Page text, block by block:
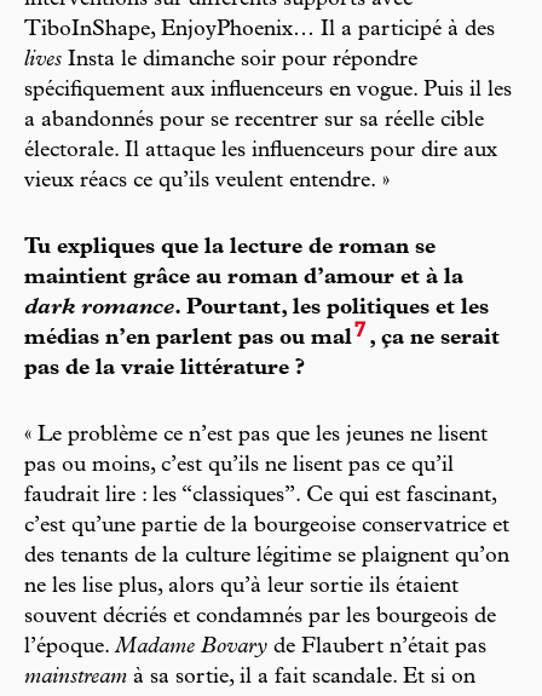
TiboInShape, EnjoyPhoenix… Il a participé à des
lives Insta le dimanche soir pour répondre
spécifiquement aux influenceurs en vogue. Puis il les
a abandonnés pour se recentrer sur sa réelle cible
électorale. Il attaque les influenceurs pour dire aux
vieux réacs ce qu’ils veulent entendre. »
Tu expliques que la lecture de roman se
maintient grâce au roman d’amour et à la
dark romance. Pourtant, les politiques et les
médias n’en parlent pas ou mal7 , ça ne serait
pas de la vraie littérature ?
« Le problème ce n’est pas que les jeunes ne lisent
pas ou moins, c’est qu’ils ne lisent pas ce qu’il
faudrait lire : les “classiques”. Ce qui est fascinant,
c’est qu’une partie de la bourgeoise conservatrice et
des tenants de la culture légitime se plaignent qu’on
ne les lise plus, alors qu’à leur sortie ils étaient
souvent décriés et condamnés par les bourgeois de
l’époque.Madame Bovary de Flaubert n’était pas
mainstream à sa sortie, il a fait scandale. Et si on